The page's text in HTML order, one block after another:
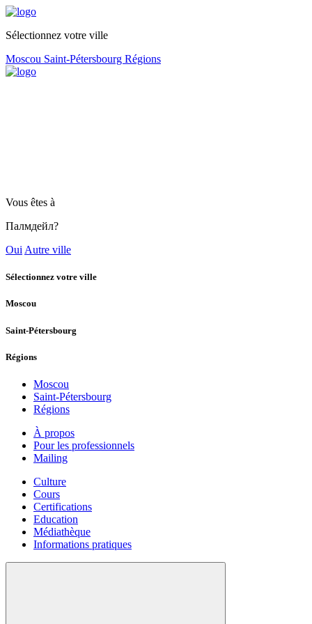
Sélectionnez votre ville
Moscou Saint-Pétersbourg Régions
Vous êtes à
Палмдейл?
Oui Autre ville
Sélectionnez votre ville
Moscou
Saint-Pétersbourg
Régions
Moscou
Saint-Pétersbourg
Régions
À propos
Pour les professionnels
Mailing
Culture
Cours
Certifications
Education
Médiathèque
Informations pratiques